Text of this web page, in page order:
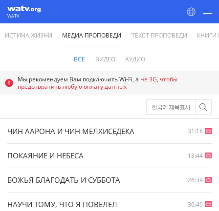
WATV
World Mission Society Church of God
ИСТИНА ЖИЗНИ МЕДИА ПРОПОВЕДИ ТЕКСТ ПРОПОВЕДИ
ВСЕ ВИДЕО АУДИО
Мы рекомендуем Вам подключить Wi-Fi, а не 3G, чтобы
предотвратить любую оплату данных
한국어 제목표시
ЧИН ААРОНА И ЧИН МЕЛХИСЕДЕКА 31:18
ПОКАЯНИЕ И НЕБЕСА 18:44
БОЖЬЯ БЛАГОДАТЬ И СУББОТА 26:39
НАУЧИ ТОМУ, ЧТО Я ПОВЕЛЕЛ 30:49